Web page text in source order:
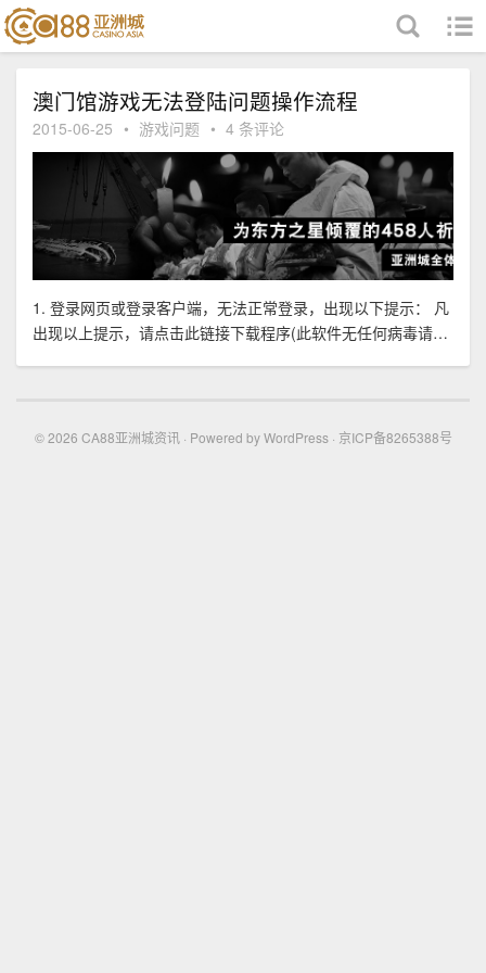
澳门馆游戏无法登陆问题操作流程
2015-06-25 • 游戏问题 • 4 条评论
1. 登录网页或登录客户端，无法正常登录，出现以下提示： 凡
出现以上提示，请点击此链接下载程序(此软件无任何病毒请您
告操作完毕后，会有提示请按任意键
© 2026 CA88亚洲城资讯· Powered byWordPress· 京ICP备8265388号